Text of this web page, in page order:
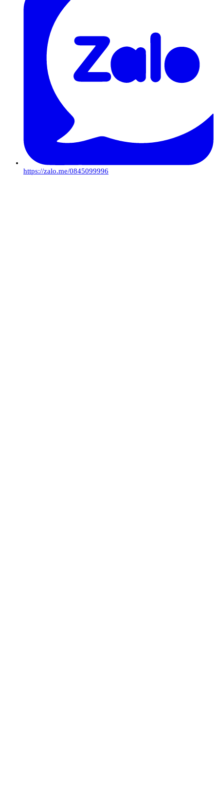
https://zalo.me/0845099996